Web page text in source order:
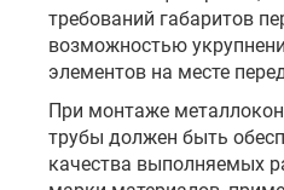
требований габаритов
возможностью
элементов на месте
При монтаже
трубы должен быть
качества выполняемых